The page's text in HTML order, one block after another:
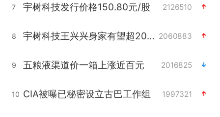
7 宇树科技发行价格150.80元/股 2126510
8 宇树科技王兴兴身家有望超200亿元 2060883
9 五粮液渠道价一箱上涨近百元 2016825
10 CIA被曝已秘密设立古巴工作组 1997321